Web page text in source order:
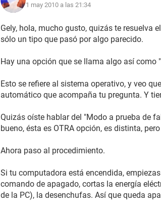
1 may 2010 a las 21:34
Gely, hola, mucho gusto, quizás te resuelva
sólo un tipo que pasó por algo parecido.
Hay una opción que se llama algo así
Esto se refiere al sistema operativo, y veo
automático que acompaña tu pregunta. Y
Quizás oíste hablar del "Modo a prueba de
bueno, ésta es OTRA opción, es distinta,
Ahora paso al procedimiento.
Si tu computadora está encendida,
comando de apagado, cortas la energía
de la PC), la desenchufas. Así que queda